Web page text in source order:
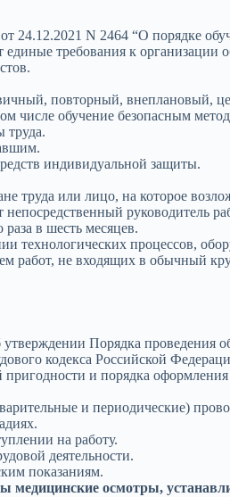
24.12.2021 N 2464 “О порядке
единые требования к
повторный, внеплановый,
числе обучение безопасным
труда.
индивидуальной защиты.
труда или лицо, на которое
руководитель
в шесть месяцев.
технологических процессов,
работ, не входящих в обычный
Порядка проведения
кодекса Российской
и порядка
и периодические)
на работу.
деятельности.
показаниям.
медицинские осмотры,